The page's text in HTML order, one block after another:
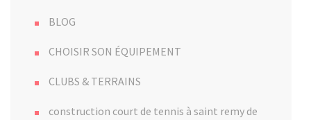
BLOG
CHOISIR SON ÉQUIPEMENT
CLUBS & TERRAINS
construction court de tennis à saint remy de